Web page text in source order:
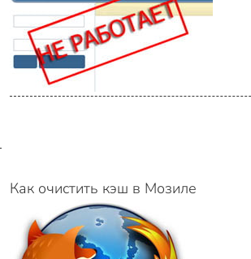
Как очистить кэш в Мозиле